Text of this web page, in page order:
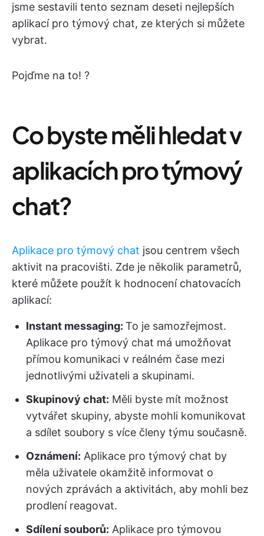
jsme sestavili tento seznam deseti nejlepších
aplikací pro týmový chat, ze kterých si můžete
vybrat.
Pojďme na to! ?
Co byste měli hledat v
aplikacích pro týmový
chat?
Aplikace pro týmový chat jsou centrem všech
aktivit na pracovišti. Zde je několik parametrů,
které můžete použít k hodnocení chatovacích
aplikací:
Instant messaging: To je samozřejmost.
Aplikace pro týmový chat má umožňovat
přímou komunikaci v reálném čase mezi
jednotlivými uživateli a skupinami.
Skupinový chat: Měli byste mít možnost
vytvářet skupiny, abyste mohli komunikovat
a sdílet soubory s více členy týmu současně.
Oznámení: Aplikace pro týmový chat by
měla uživatele okamžitě informovat o
nových zprávách a aktivitách, aby mohli bez
prodlení reagovat.
Sdílení souborů: Aplikace pro týmovou